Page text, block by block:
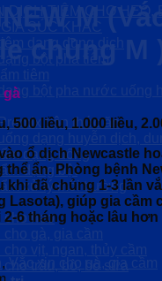
DỊCH TIÊM CHO HEO,
SÚC KHÁC
dạng dung dịch
bột pha tiêm
tiêm
bột pha nước uống
trộn thức ăn
dạng huyễn dịch,
dạng uống
dạng bột
xử lý môi trường
cho heo
cho gà, gia cầm
cho vịt, ngan, thủy cầm
cho trâu, bò, bò sữa
M
chủng M
gà
500 liều, 1.000 liều,
ổ dịch Newcastle
thể ẩn. Phòng bệnh
khi đã chủng 1-3 lần
Lasota), giúp gia cầm
2-6 tháng hoặc lâu
, Vắc xin cho gà, gia cầm